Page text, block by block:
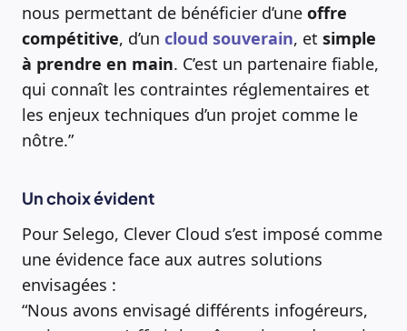
nous permettant de bénéficier d’une offre
compétitive, d’un cloud souverain, et simple
à prendre en main. C’est un partenaire fiable,
qui connaît les contraintes réglementaires et
les enjeux techniques d’un projet comme le
nôtre.”
Un choix évident
Pour Selego, Clever Cloud s’est imposé comme
une évidence face aux autres solutions
envisagées :
“Nous avons envisagé différents infogéreurs,